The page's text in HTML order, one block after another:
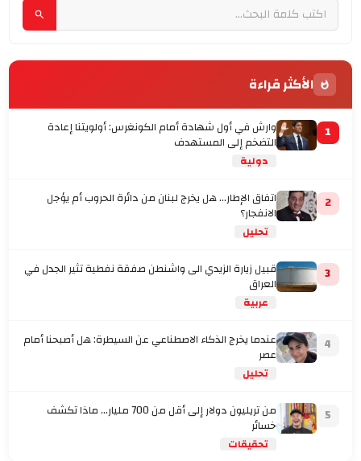
الأكثر قراءة
1 وارش في أول شهادة أمام الكونغرس: أولويتنا إعادة
التضخم إلى المستهدف
دولية
2 اتفاق الإطار... هل يخرج لبنان من دائرة الحروب أم يؤجل
الانفجار؟
تحليل
3 قبيل زيارة الزيدي الى واشنطن صفقة نفطية تثير الجدل في
العراق
عربية
4 عندما يخرج الذكاء الاصطناعي عن السيطرة: هل أصبحنا أمام
عصر
تحليل
5 من تريليون دولار إلى أقل من 700 مليار… ماذا تكشف
خسائر
تحقيقات